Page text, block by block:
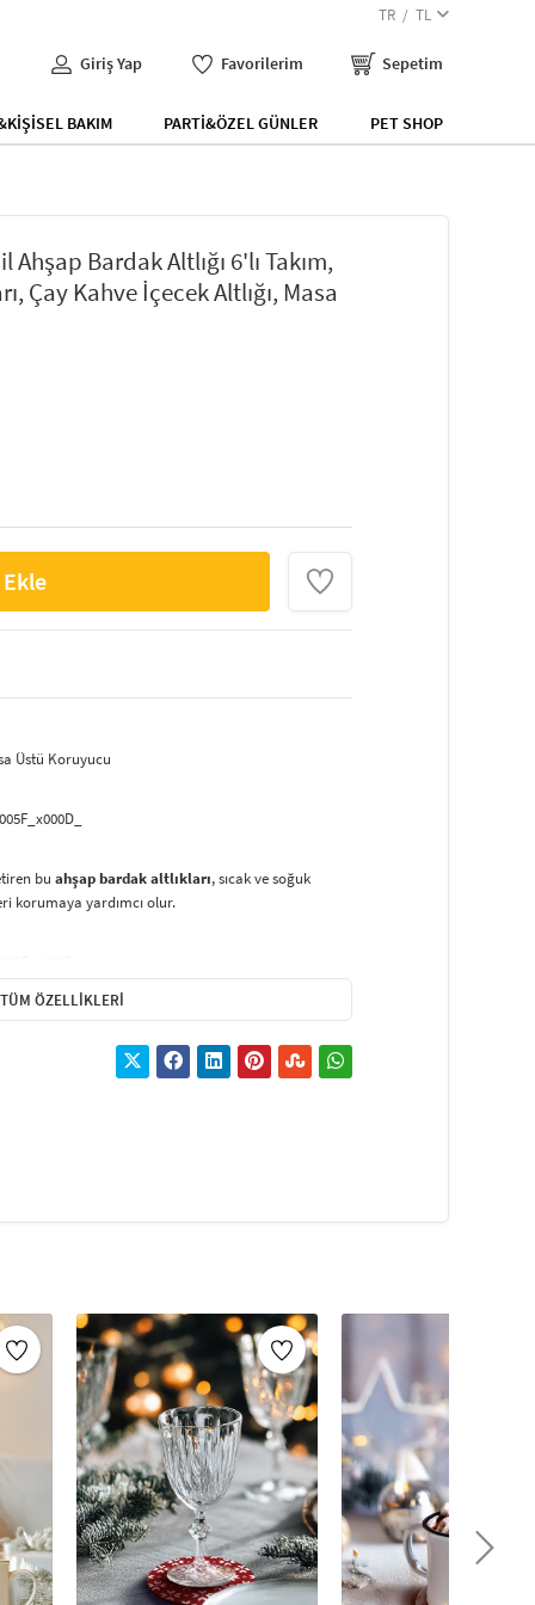
TR TL
Giriş Yap Favorilerim Sepetim
BAKIM PARTİ&ÖZEL GÜNLER PET SHOP
Ahşap Bardak Altlığı 6'lı Takım,
Çay Kahve İçecek Altlığı, Masa
Üstü Koruyucu
bu ahşap bardak altlıkları, sıcak ve soğuk
korumaya yardımcı olur.
hem de ofis ortamlarında masa düzenine estetik bir
yüzeyi sayesinde pratik ve kullanışlıdır.
ÖZELLIKLERI